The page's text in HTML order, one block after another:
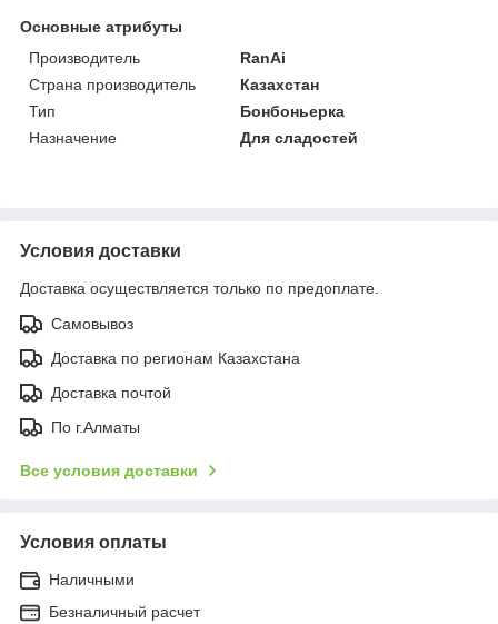
Основные атрибуты
Производитель
RanAi
Страна производитель
Казахстан
Тип
Бонбоньерка
Назначение
Для сладостей
Условия доставки
Доставка осуществляется только по предоплате.
Самовывоз
Доставка по регионам Казахстана
Доставка почтой
По г.Алматы
Все условия доставки
Условия оплаты
Наличными
Безналичный расчет